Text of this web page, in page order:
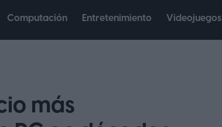
Computación Entretenimiento Videojuegos
más